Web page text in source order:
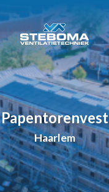
Papentorenvest
Haarlem